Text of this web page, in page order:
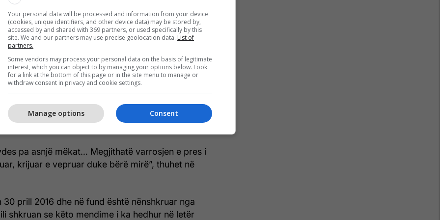
demokratike të shqiptarëve, duke shkruar
borxh as Shqipërisë shtetërore e as Kosovës.
më ka mbetur borxh mua – këtë do të mund ta
ardhshëm”, shkruan ai.
të letrës, Qosja bën edhe një reflektim
se mund të ketë pasur gjykime të ashpra në
shprehet i bindur se ka jetuar, krijuar dhe
mirë.
pa asnjë mëkat… Megjithatë varrosjen e pres i
krijuar e vepruar duke bërë mirë”, thuhet në
30 prill 2016 dhe në fund është nënshkruar nga
shkruan se këto mendime i ka hedhur në letër
Your personal data will be processed and information from your device
(cookies, unique identifiers, and other device data) may be stored by,
accessed by and shared with 369 partners, or used specifically by this
site. We and our partners may use precise geolocation data. List of
partners.
Some vendors may process your personal data on the basis of legitimate
interest, which you can object to by managing your options below. Look
for a link at the bottom of this page or in the site menu to manage or
withdraw consent in privacy and cookie settings.
Consent
Manage options